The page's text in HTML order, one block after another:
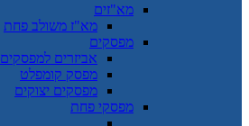
מא"זים
מא"ז משולב פחת
מפסקים
אביזרים למפסקים
מפסק קומפלט
מפסקים יצוקים
מפסקי פחת